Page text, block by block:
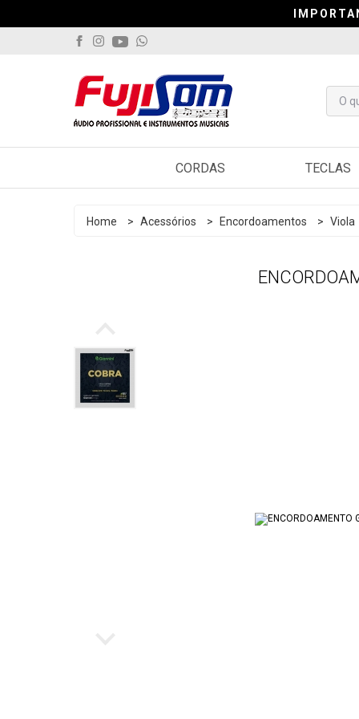
CORDAS
Violão
TECLAS
Arranjador
Home > Acessórios > Encordoamentos > Viola